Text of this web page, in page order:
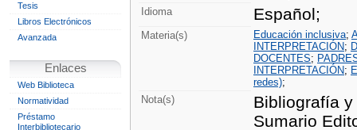
Tesis
Libros Electrónicos
Avanzada
Enlaces
Web Biblioteca
Normatividad
Préstamo
Interbibliotecario
Idioma Español;
Materia(s) Educación inclusiva;
INTERPRETACIÓN;
DOCENTES;
INTERPRETACIÓN;
redes);
Nota(s)
Bibliografía
Sumario